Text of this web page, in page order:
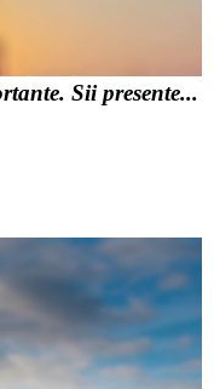
Sii presente...